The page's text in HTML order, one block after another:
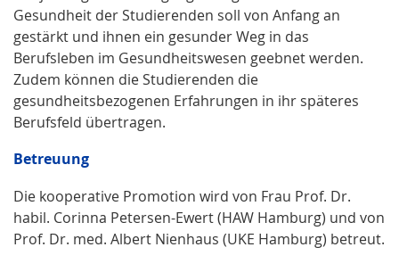
Gesundheit der Studierenden soll von Anfang an
gestärkt und ihnen ein gesunder Weg in das
Berufsleben im Gesundheitswesen geebnet werden.
Zudem können die Studierenden die
gesundheitsbezogenen Erfahrungen in ihr späteres
Berufsfeld übertragen.
Betreuung
Die kooperative Promotion wird von Frau Prof. Dr.
habil. Corinna Petersen-Ewert (HAW Hamburg) und von
Prof. Dr. med. Albert Nienhaus (UKE Hamburg) betreut.